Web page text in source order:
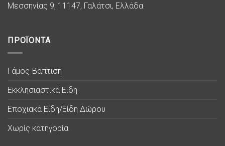
Μεσσηνίας 9, 11147, Γαλάτσι, Ελλάδα
ΠΡΟΪΟΝΤΑ
Γάμος-Βάπτιση
Εκκλησιαστικά Είδη
Εποχιακά Είδη/Είδη Δώρου
Χωρίς κατηγορία